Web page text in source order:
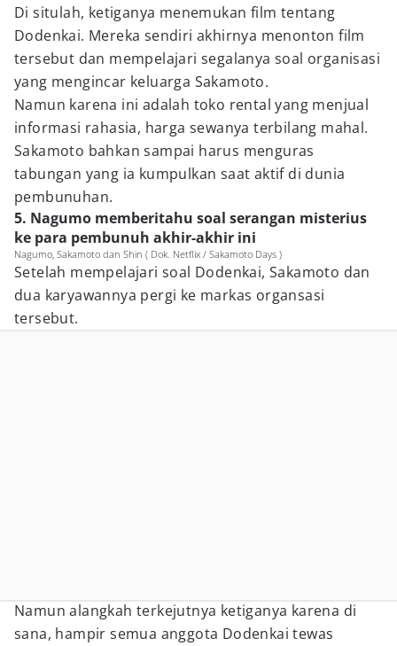
Di situlah, ketiganya menemukan film tentang
Dodenkai. Mereka sendiri akhirnya menonton film
tersebut dan mempelajari segalanya soal organisasi
yang mengincar keluarga Sakamoto.
Namun karena ini adalah toko rental yang menjual
informasi rahasia, harga sewanya terbilang mahal.
Sakamoto bahkan sampai harus menguras
tabungan yang ia kumpulkan saat aktif di dunia
pembunuhan.
5. Nagumo memberitahu soal serangan misterius
ke para pembunuh akhir-akhir ini
Nagumo, Sakamoto dan Shin ( Dok. Netflix / Sakamoto Days )
Setelah mempelajari soal Dodenkai, Sakamoto dan
dua karyawannya pergi ke markas organsasi
tersebut.
Namun alangkah terkejutnya ketiganya karena di
sana, hampir semua anggota Dodenkai tewas